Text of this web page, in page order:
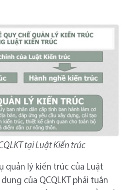
tại Luật Kiến trúc
quản lý kiến trúc của Luật
của QCQLKT phải tuân